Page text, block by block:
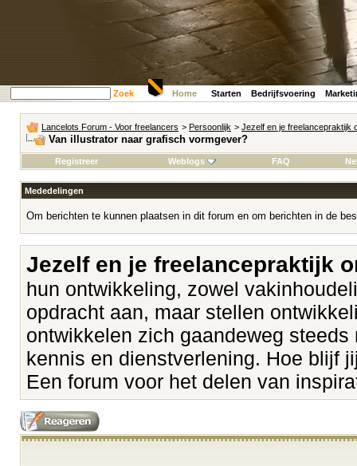
Zoek Home Starten Bedrijfsvoering
Lancelots Forum - Voor freelancers > Persoonlijk > Jezelf en je freelancepraktijk
Van illustrator naar grafisch vormgever?
Registreer Weblogs FAQ
Mededelingen
Om berichten te kunnen plaatsen in dit forum en om berichten in de
Jezelf en je freelancepraktijk
hun ontwikkeling, zowel
opdracht aan, maar stellen
ontwikkelen zich gaandeweg
kennis en dienstverlening. Hoe blijf
Een forum voor het delen van